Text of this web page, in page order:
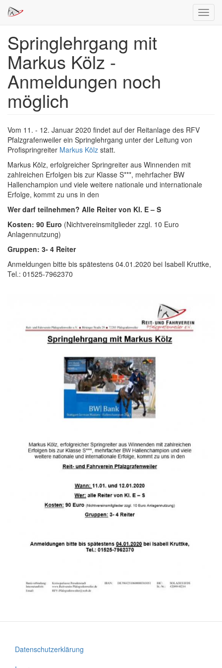
Direkt
zum
Inhalt
Springlehrgang mit
Markus Kölz -
Anmeldungen noch
möglich
Vom 11. - 12. Januar 2020 findet auf der Reitanlage des RFV
Pfalzgrafenweiler ein Springlehrgang unter der Leitung von
Profispringreiter Markus Kölz statt.
Markus Kölz, erfolgreicher Springreiter aus Winnenden mit
zahlreichen Erfolgen bis zur Klasse S***, mehrfacher BW
Hallenchampion und viele weitere nationale und internationale
Erfolge, kommt zu uns in den
Wer darf teilnehmen? Alle Reiter von Kl. E – S
Kosten: 90 Euro (Nichtvereinsmitglieder zzgl. 10 Euro
Anlagennutzung)
Gruppen: 3- 4 Reiter
Anmeldungen bitte bis spätestens 04.01.2020 bei Isabell Kruttke,
Tel.: 01525-7962370
Footer
Datenschutzerklärung